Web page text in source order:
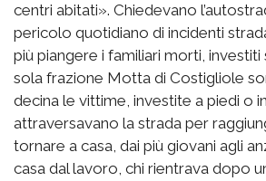
centri abitati». Chiedevano
pericolo quotidiano di incidenti
più piangere i familiari morti,
sola frazione Motta di Costigliole
decina le vittime, investite a piedi o
attraversavano la strada per
tornare a casa, dai più giovani agli
casa dal lavoro, chi rientrava dopo